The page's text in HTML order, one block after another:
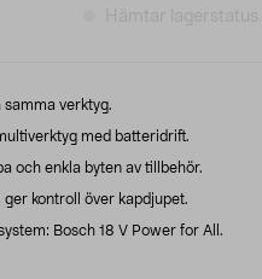
Hämtar lagerstatus...
samma verktyg.
med batteridrift.
och enkla byten av tillbehör.
kontroll över kapdjupet.
Bosch 18 V Power for All.